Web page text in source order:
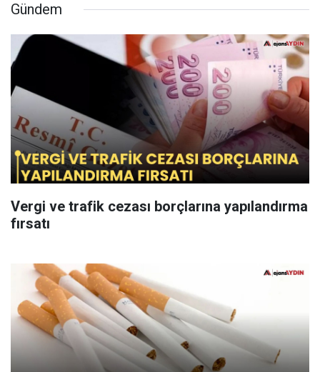
Gündem
Vergi ve trafik cezası borçlarına yapılandırma
fırsatı